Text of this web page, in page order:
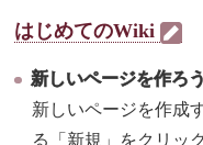
はじめてのWiki
新しいページを作ろう
新しいページを作成
る「新規」をクリッ